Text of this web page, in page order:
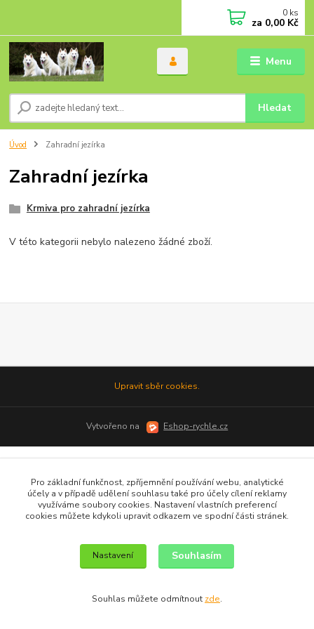
Menu
Hledat
0 ks
za 0,00 Kč
Úvod Zahradní jezírka
Zahradní jezírka
Krmiva pro zahradní jezírka
V této kategorii nebylo nalezeno žádné zboží.
Upravit sběr cookies.
Vytvořeno na Eshop-rychle.cz
Pro základní funkčnost, zpříjemnění používání webu, analytické
účely a v případě udělení souhlasu také pro účely cílení reklamy
využíváme soubory cookies. Nastavení vlastních preferencí
cookies můžete kdykoli upravit odkazem ve spodní části stránek.
Nastavení Souhlasím
Souhlas můžete odmítnout zde.